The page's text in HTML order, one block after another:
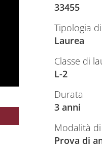
33455
Tipologia
Laurea
Classe di
L-2
Durata
3 anni
Modalità
Prova di